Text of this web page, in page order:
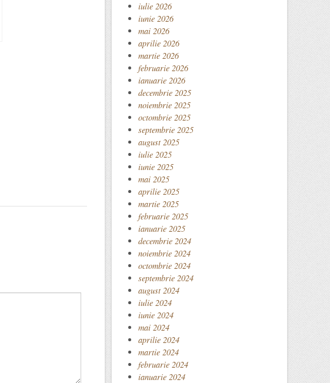
iulie 2026
iunie 2026
mai 2026
aprilie 2026
martie 2026
februarie 2026
ianuarie 2026
decembrie 2025
noiembrie 2025
octombrie 2025
septembrie 2025
august 2025
iulie 2025
iunie 2025
mai 2025
aprilie 2025
martie 2025
februarie 2025
ianuarie 2025
decembrie 2024
noiembrie 2024
octombrie 2024
septembrie 2024
august 2024
iulie 2024
iunie 2024
mai 2024
aprilie 2024
martie 2024
februarie 2024
ianuarie 2024